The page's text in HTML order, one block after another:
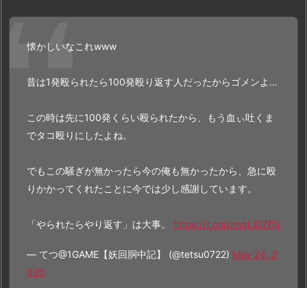
懐かしいなこれwww
昔は1発殴られたら100発殴り返す人だったからゴメンよ…
この時は先に100発くらい殴られたから、もう血ぃ吐くま
でタコ殴りにしたよね。
でもこの騒ぎが無かったら今の俺も無かったから、急に殴
りかかってくれたことに今では少し感謝しています。
「やられたらやり返す」は大事。 https://t.co/pmgLiDZfSj
— てつ@1GAME【妖回胴中記】 (@tetsu0722) May 24, 2
020